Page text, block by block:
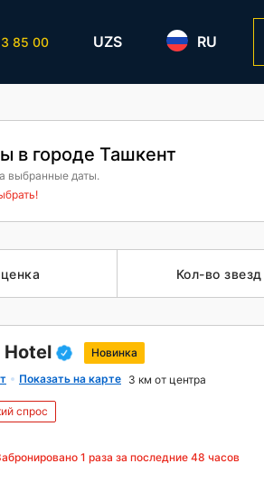
85 00 UZS RU
в городе Ташкент
выбранные даты.
Кол-во звезд
Hotel
Новинка
Показать на карте 3 км от центра
спрос
1 раза за последние 48 часов